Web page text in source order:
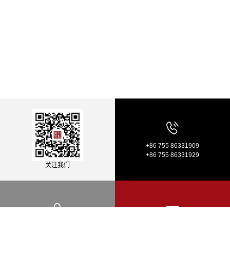
关注我们
+86 755 86331909
+86 755 86331929